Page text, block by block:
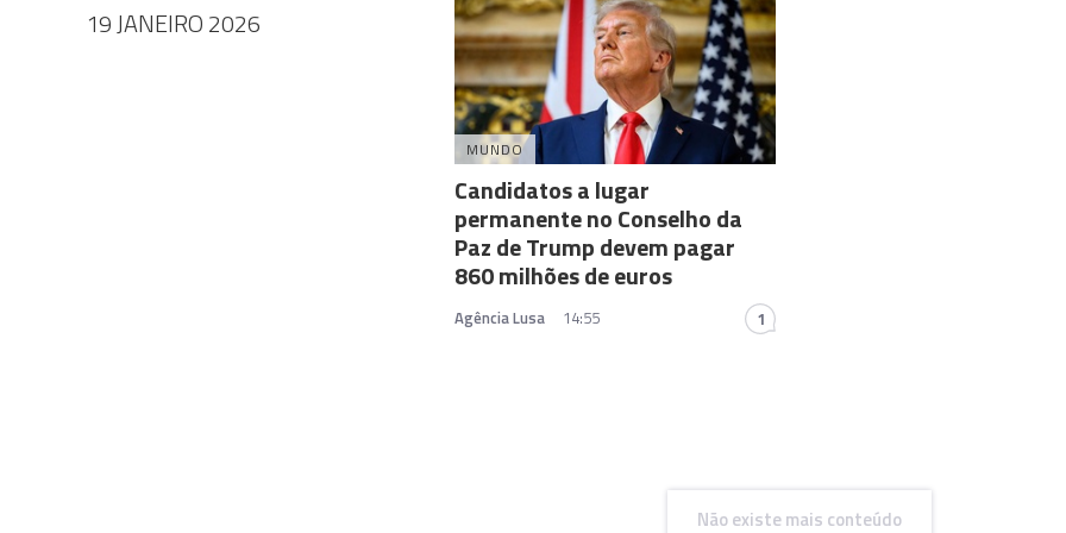
19 JANEIRO 2026
MUNDO
Candidatos a lugar
permanente no Conselho da
Paz de Trump devem pagar
860 milhões de euros
Agência Lusa 14:55 1
Não existe mais conteúdo